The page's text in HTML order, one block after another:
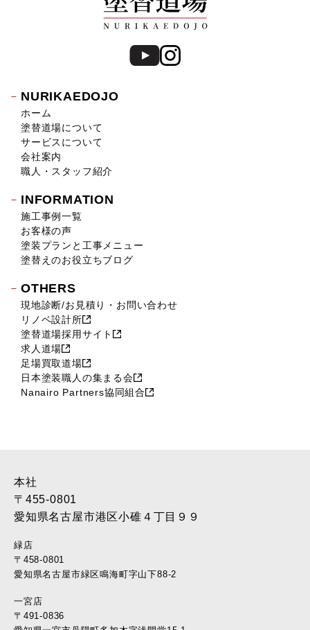
2018年10月 (17)
2018年9月 (14)
2018年8月 (16)
2018年7月 (19)
2018年6月 (11)
2018年4月 (14)
2018年3月 (17)
2018年2月 (18)
2018年1月 (10)
2017年11月 (9)
2017年10月 (12)
2017年9月 (23)
2017年8月 (23)
2017年7月 (11)
2017年6月 (21)
2017年5月 (17)
2016年12月 (37)
2016年11月 (39)
2016年10月 (37)
2016年8月 (30)
2016年7月 (40)
2016年5月 (34)
2016年4月 (35)
NURIKAEDOJO
ホーム
塗替道場について
サービスについて
会社案内
職人・スタッフ紹介
INFORMATION
施工事例一覧
お客様の声
塗装プランと工事メニュー
塗替えのお役立ちブログ
OTHERS
現地診断/お見積り・お問い合わせ
リノベ設計所
塗替道場採用サイト
求人道場
足場買取道場
日本塗装職人の集まる会
Nanairo Partners協同組合
本社
〒455-0801
愛知県名古屋市港区小碓４丁目９９
緑店
〒458-0801
愛知県名古屋市緑区鳴海町字山下88-2
一宮店
〒491-0836